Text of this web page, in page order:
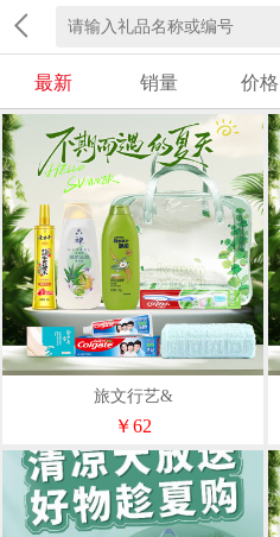
最新 销量 价格
旅文行艺&
￥62